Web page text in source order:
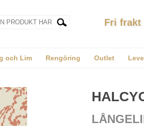
Fri frakt
och Lim Rengöring Outlet